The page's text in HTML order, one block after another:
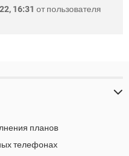
16:31 от пользователя
планов
телефонах